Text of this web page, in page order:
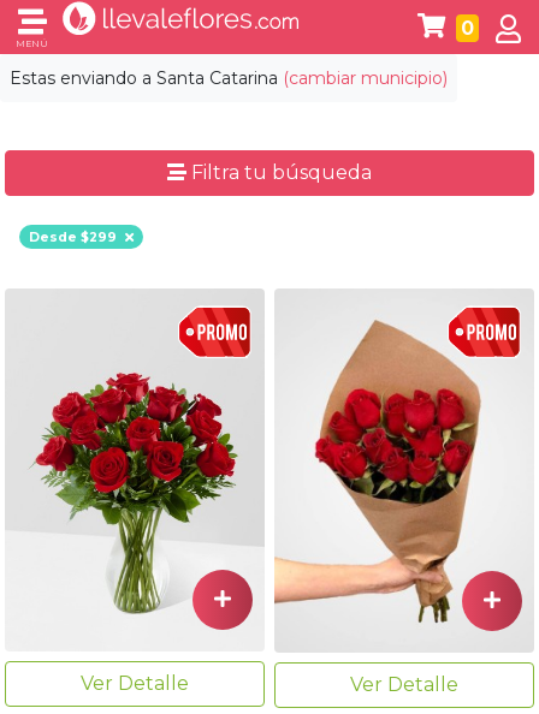
Estas enviando a Santa Catarina (cambiar municipio)
MENÚ
0
Filtra tu búsqueda
Desde $299
Ver Detalle
Ver Detalle